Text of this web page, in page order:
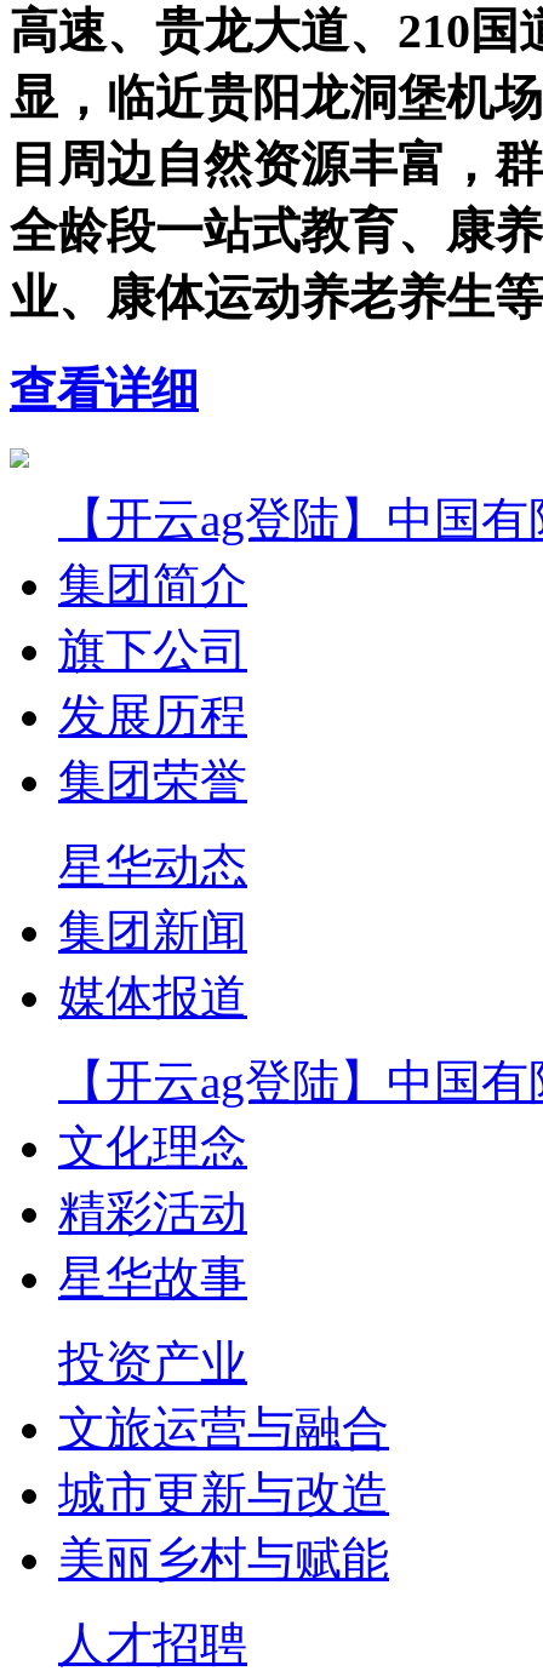
高速、贵龙大道、210
显，临近贵阳龙洞堡机
目周边自然资源丰富，
全龄段一站式教育、康
业、康体运动养老养生
查看详细
【开云ag登陆】中国
集团简介
旗下公司
发展历程
集团荣誉
星华动态
集团新闻
媒体报道
【开云ag登陆】中国
文化理念
精彩活动
星华故事
投资产业
文旅运营与融合
城市更新与改造
美丽乡村与赋能
人才招聘